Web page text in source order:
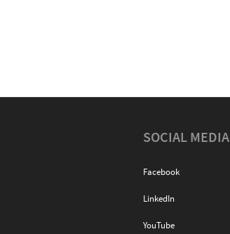
SOCIAL MEDIA
Facebook
LinkedIn
YouTube